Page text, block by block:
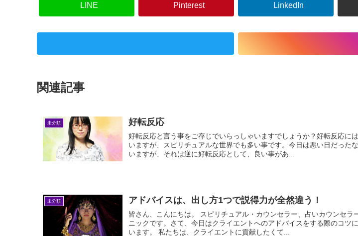
LINE Pinterest LinkedIn
関連記事
未分類 好転反応
好転反応と言う事をご存じでいらっしゃいますでしょうか？好転反応に
いますが、スピリチュアルな世界でも多い事です。今日は悪い日だった
いますが、それは逆に好転反応として、良い事があ...
未分類 アドバイスは、出し方1つで説得力が全然違う！
皆さん、こんにちは。 スピリチュアル・カウンセラー、占いカウンセラ
ニックです。さて、今日はクライエントへのアドバイスをする際のコツ
います。 私たちは、クライエントに貢献したくて...